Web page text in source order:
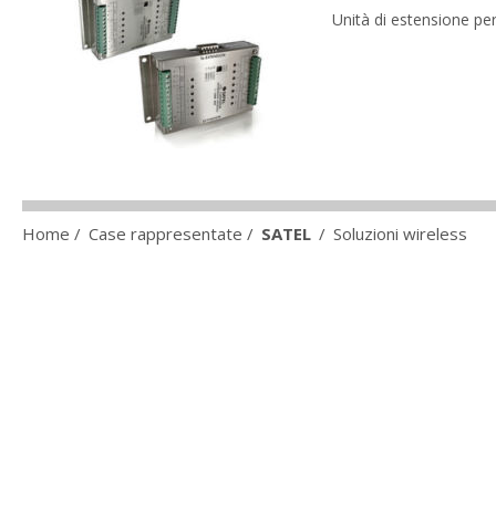
Unità di estensione
Home / Case rappresentate / SATEL / Soluzioni wireless